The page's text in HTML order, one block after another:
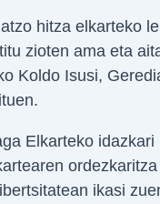
hitza elkarteko
zioten ama eta
Koldo Isusi,
Elkarteko
ikasi